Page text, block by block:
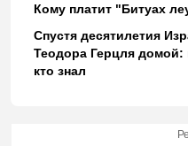
Кому платит "Битуах
Спустя десятилетия
Теодора Герцля домой:
кто знал